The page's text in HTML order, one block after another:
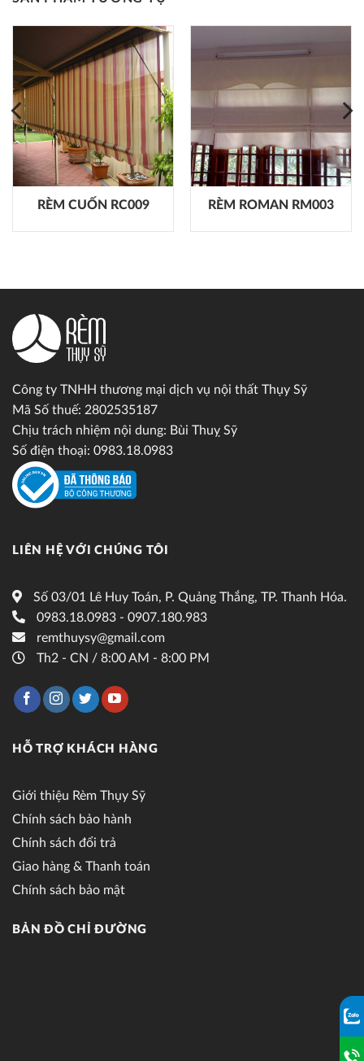
RÈM CUỐN RC009 RÈM ROMAN RM003
Công ty TNHH thương mại dịch vụ nội thất Thụy Sỹ
Mã Số thuế: 2802535187
Chịu trách nhiệm nội dung: Bùi Thuỵ Sỹ
Số điện thoại: 0983.18.0983
LIÊN HỆ VỚI CHÚNG TÔI
Số 03/01 Lê Huy Toán, P. Quảng Thắng, TP. Thanh Hóa.
0983.18.0983 - 0907.180.983
remthuysy@gmail.com
Th2 - CN / 8:00 AM - 8:00 PM
HỖ TRỢ KHÁCH HÀNG
Giới thiệu Rèm Thụy Sỹ
Chính sách bảo hành
Chính sách đổi trả
Giao hàng & Thanh toán
Chính sách bảo mật
BẢN ĐỒ CHỈ ĐƯỜNG